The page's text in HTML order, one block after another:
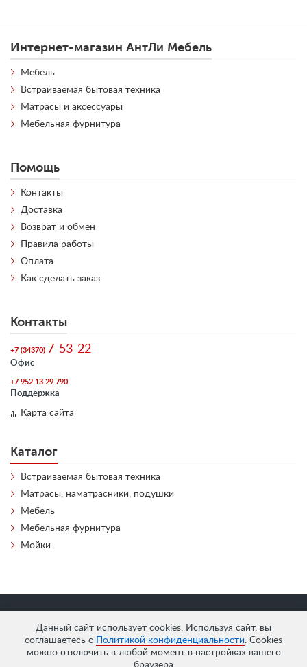
Данный сайт использует cookies. Используя сайт, вы
соглашаетесь с
Политикой конфиденциальности. Cookies
можно отключить в любой момент в настройках вашего
браузера
Интернет-магазин АнтЛи Мебель
Мебель
Встраиваемая бытовая техника
Матрасы и аксессуары
Мебельная фурнитура
Помощь
Контакты
Доставка
Возврат и обмен
Правила работы
Оплата
Как сделать заказ
Контакты
+7 (34370) 7-53-22
Офис
+7 952 13 29 790
Поддержка
Карта сайта
Каталог
Встраиваемая бытовая техника
Матрасы, наматрасники, подушки
Мебель
Мебельная фурнитура
Мойки